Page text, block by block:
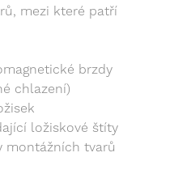
mezi které patří
brzdy
chlazení)
ložiskové štíty
montážních tvarů